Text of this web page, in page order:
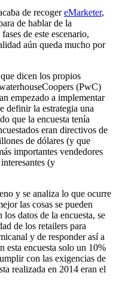
de recogereMarketer,
de hablar de la
de este escenario,
aún queda mucho por
dicen los propios
(PwC)
empezado a implementar
definir la estrategia una
que la encuesta tenía
eran directivos de
de dólares (y que
importantes vendedores
(y
y se analiza lo que ocurre
las cosas se pueden
datos de la encuesta, se
de los retailers para
y de responder así a
esta encuesta solo un 10%
con las exigencias de
realizada en 2014 eran el